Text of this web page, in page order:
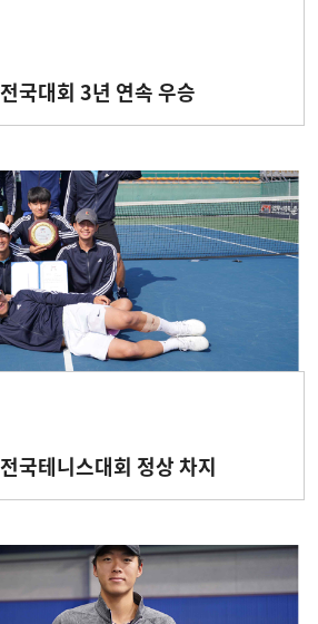
국대회 3년 연속 우승
국테니스대회 정상 차지